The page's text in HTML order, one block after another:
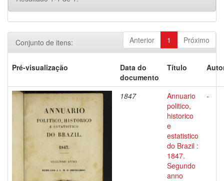
Anterior 1 Próximo
Conjunto de itens:
Pré-visualização
Data do
documento
Título
1847
Annuario
politico,
historico
e
estatistico
do Brazil :
1847.
Segundo
anno
-